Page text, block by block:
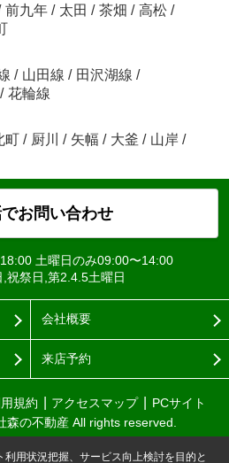
前九年 / 太田 / 茶畑 / 高松 /
/ 山田線 / 田沢湖線 /
/ 花輪線
町 / 厨川 / 矢幅 / 大釜 / 山岸 /
お問い合わせ
土曜日のみ09:00〜14:00
,祝祭日,第2.4.5土曜日
会社概要
来店予約
規約 アクセスマップ
PCサイト
森の不動産 All rights reserved.
用状況把握、サービス向上検討を目的と